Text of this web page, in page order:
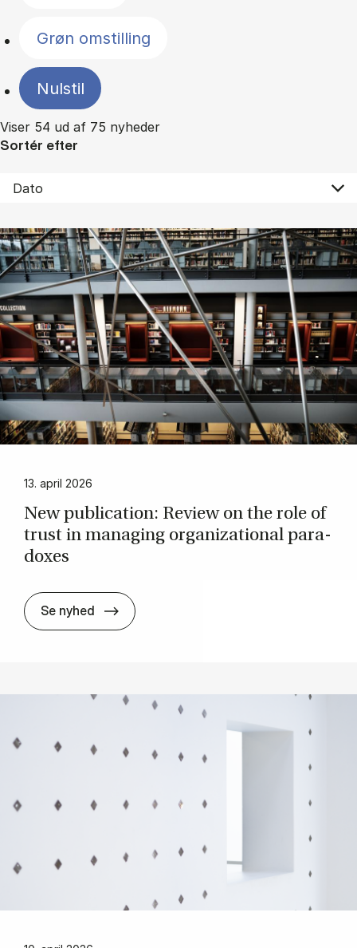
Grøn omstilling
Nulstil
Viser 54 ud af 75 nyheder
Sortér efter
13. april 2026
New pu­bli­ca­tion: Re­view on the role of
trust in ma­nag­ing or­ga­niza­tio­nal pa­ra­
doxes
Se nyhed New pu­bli­ca­tion: Re­view on the role of